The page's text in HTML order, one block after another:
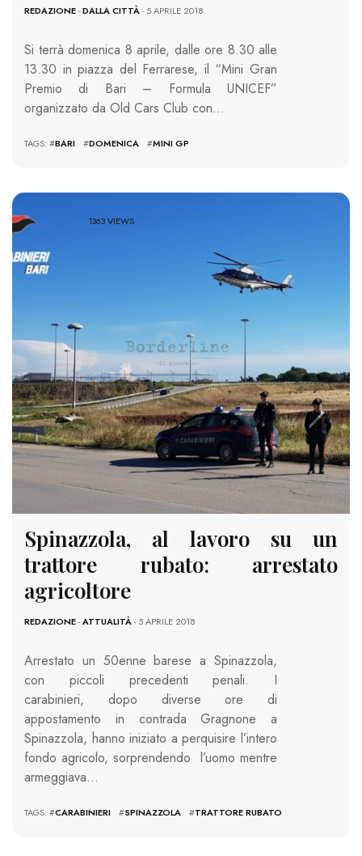
REDAZIONE-DALLA CITTÀ- 5 APRILE 2018
Si terrà domenica 8 aprile, dalle ore 8.30 alle
13.30 in piazza del Ferrarese, il “Mini Gran
Premio di Bari – Formula UNICEF”
organizzato da Old Cars Club con…
TAGS: #BARI #DOMENICA #MINI GP
1363 VIEWS
Spinazzola, al lavoro su un
trattore rubato: arrestato
agricoltore
REDAZIONE-ATTUALITÀ- 5 APRILE 2018
Arrestato un 50enne barese a Spinazzola,
con piccoli precedenti penali. I
carabinieri, dopo diverse ore di
appostamento in contrada Gragnone a
Spinazzola, hanno iniziato a perquisire l’intero
fondo agricolo, sorprendendo l’uomo mentre
armeggiava…
TAGS: #CARABINIERI #SPINAZZOLA #TRATTORE RUBATO